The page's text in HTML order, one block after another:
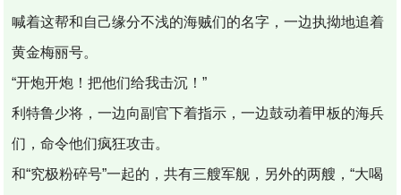
喊着这帮和自己缘分不浅的海贼们的名字，一边执拗地追着
黄金梅丽号。
“开炮开炮！把他们给我击沉！”
利特鲁少将，一边向副官下着指示，一边鼓动着甲板的海兵
们，命令他们疯狂攻击。
和“究极粉碎号”一起的，共有三艘军舰，另外的两艘，“大喝